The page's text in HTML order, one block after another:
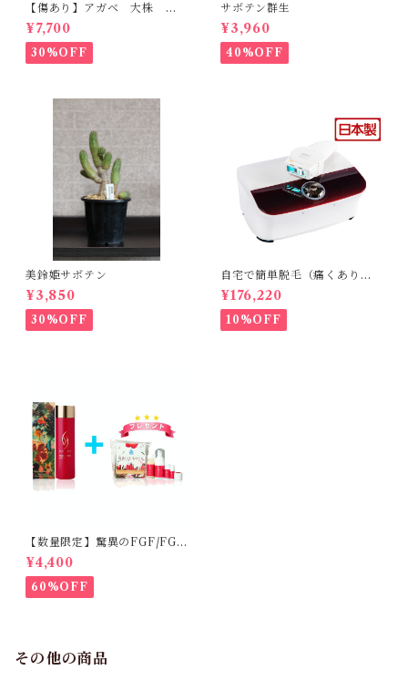
【傷あり】アガベ 大株 ボ
ビコルヌータ カウズホーン
¥7,700
30%OFF
サボテン群生
¥3,960
40%OFF
美鈴姫サボテン
¥3,850
30%OFF
自宅で簡単脱毛（痛くありま
せん。byエトウ）
¥176,220
10%OFF
【数量限定】驚異のFGF/FGF
アンチエイジング化粧水
¥4,400
60%OFF
その他の商品